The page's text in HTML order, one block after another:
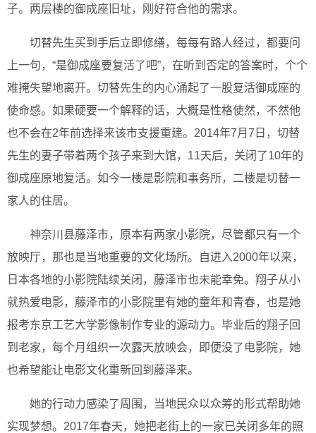
子。两层楼的御成座旧址，刚好符合他的需求。
切替先生买到手后立即修缮，每每有路人经过，都要问
上一句，“是御成座要复活了吧”，在听到否定的答案时，个个
难掩失望地离开。切替先生的内心涌起了一股复活御成座的
使命感。如果硬要一个解释的话，大概是性格使然，不然他
也不会在2年前选择来该市支援重建。2014年7月7日，切替
先生的妻子带着两个孩子来到大馆，11天后，关闭了10年的
御成座原地复活。如今一楼是影院和事务所，二楼是切替一
家人的住居。
神奈川县藤泽市，原本有两家小影院，尽管都只有一个
放映厅，那也是当地重要的文化场所。自进入2000年以来，
日本各地的小影院陆续关闭，藤泽市也未能幸免。翔子从小
就热爱电影，藤泽市的小影院里有她的童年和青春，也是她
报考东京工艺大学影像制作专业的源动力。毕业后的翔子回
到老家，每个月组织一次露天放映会，即便没了电影院，她
也希望能让电影文化重新回到藤泽来。
她的行动力感染了周围，当地民众以众筹的形式帮助她
实现梦想。2017年春天，她把老街上的一家已关闭多年的照